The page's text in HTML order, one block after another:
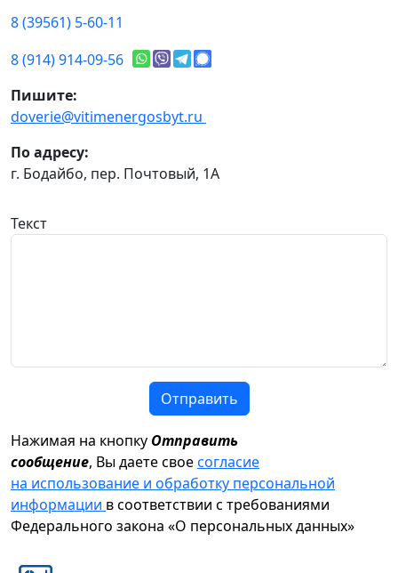
8 (39561) 5-60-11
8 (914) 914-09-56
Пишите:
doverie@vitimenergosbyt.ru
По адресу:
г. Бодайбо, пер. Почтовый, 1А
Текст
Отправить
Нажимая на кнопку Отправить
сообщение, Вы даете своесогласие
на использование и обработку персональной
информации в соответствии с требованиями
Федерального закона «О персональных данных»